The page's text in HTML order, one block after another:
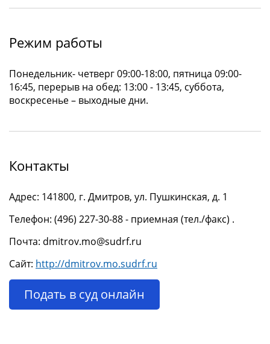
Режим работы
Понедельник- четверг 09:00-18:00, пятница 09:00-
16:45, перерыв на обед: 13:00 - 13:45, суббота,
воскресенье – выходные дни.
Контакты
Адрес: 141800, г. Дмитров, ул. Пушкинская, д. 1
Телефон: (496) 227-30-88 - приемная (тел./факс) .
Почта: dmitrov.mo@sudrf.ru
Сайт: http://dmitrov.mo.sudrf.ru
Подать в суд онлайн